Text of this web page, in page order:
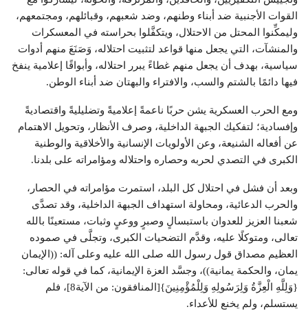
القوات الأجنبية ضد أبناء وطنهم، وضد شعبهم، وقبائلهم، ومجتمعهم،
وليمكِّنوا المحتل من الاحتلال، ويتكفَّلوا بحراسته في المعسكرات
والمنشآت، التي يجعل منها قواعد لتثبيت احتلاله، وَصَنَعَ منهم أدوات
سياسية، بهدف أن يجعل منهم غطاءً يبرر احتلاله، وأبواقًا إعلامية ينفخ
فيها دائمًا بالشتم والسب، والافتراء والبهتان ضد أبناء الوطن.
ومع الحرب العسكرية يشن حربًا ناعمةً إعلاميةً وتضليليةً واقتصاديةً
وإفسادية؛ لتفكيك الجبهة الداخلية، وصرف الأنظار، وتحويل الاهتمام
عن أفعاله الشنيعة، وعن الأولويات الإنسانية والأخلاقية والوطنية
الكبرى في التصدي لحربه وحصاره واحتلاله ومؤامراته على بلدنا.
وبعد أن فشل في احتلال كل البلد، استمرت مؤامراته في الحصار،
والحرب الدعائية، ومحاولة استهداف الجبهة الداخلية، وقد تصدَّى
شعبنا العزيز للعدوان باستبسالٍ وصبرٍ ووعيٍ وثبات، مستعينًا بالله
تعالى، ومتوكلًا عليه، وقدَّم التضحيات الكبرى، وتجلَّى في صموده
العظيم مصداق قول رسول الله صلى الله عليه وعلى آله: ((الإيمان
يمان، والحكمة يمانية))، وجسَّد العزة الإيمانية، كما في قوله تعالى:
{وَلِلَّهِ الْعِزَّةُ وَلِرَسُولِهِ وَلِلْمُؤْمِنِينَ}[المنافقون: من الآية8]، فلم
يستسلم، ولم يخنع للأعداء.